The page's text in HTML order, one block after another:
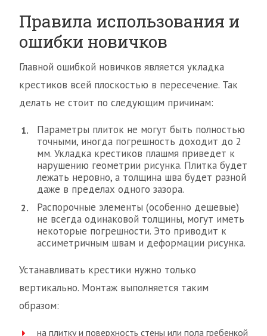
Правила использования и
ошибки новичков
Главной ошибкой новичков является укладка
крестиков всей плоскостью в пересечение. Так
делать не стоит по следующим причинам:
Параметры плиток не могут быть полностью
точными, иногда погрешность доходит до 2
мм. Укладка крестиков плашмя приведет к
нарушению геометрии рисунка. Плитка будет
лежать неровно, а толщина шва будет разной
даже в пределах одного зазора.
Распорочные элементы (особенно дешевые)
не всегда одинаковой толщины, могут иметь
некоторые погрешности. Это приводит к
ассиметричным швам и деформации рисунка.
Устанавливать крестики нужно только
вертикально. Монтаж выполняется таким
образом:
на плитку и поверхность стены или пола гребенкой